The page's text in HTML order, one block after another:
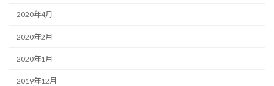
2020年4月
2020年2月
2020年1月
2019年12月